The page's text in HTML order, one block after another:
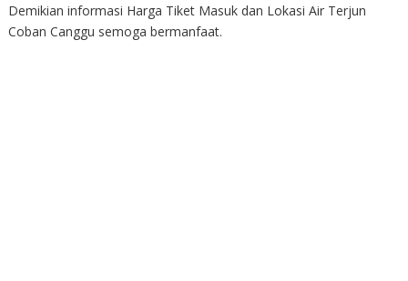
Demikian informasi Harga Tiket Masuk dan Lokasi Air Terjun
Coban Canggu semoga bermanfaat.